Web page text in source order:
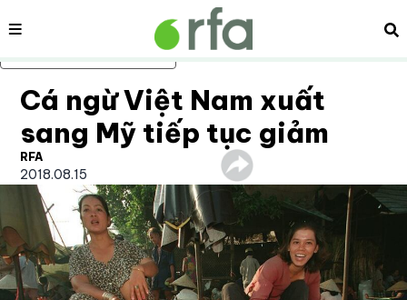
Bỏ qua nội dung chính
Nội dung
Cá ngừ Việt Nam xuất
sang Mỹ tiếp tục giảm
RFA
2018.08.15